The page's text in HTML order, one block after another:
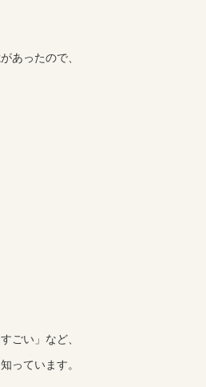
あったので、
ごい」など、
っています。